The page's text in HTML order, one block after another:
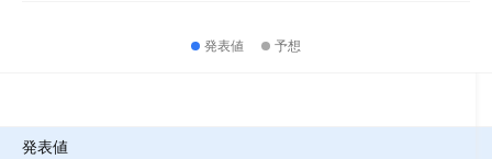
発表値 予想
発表値